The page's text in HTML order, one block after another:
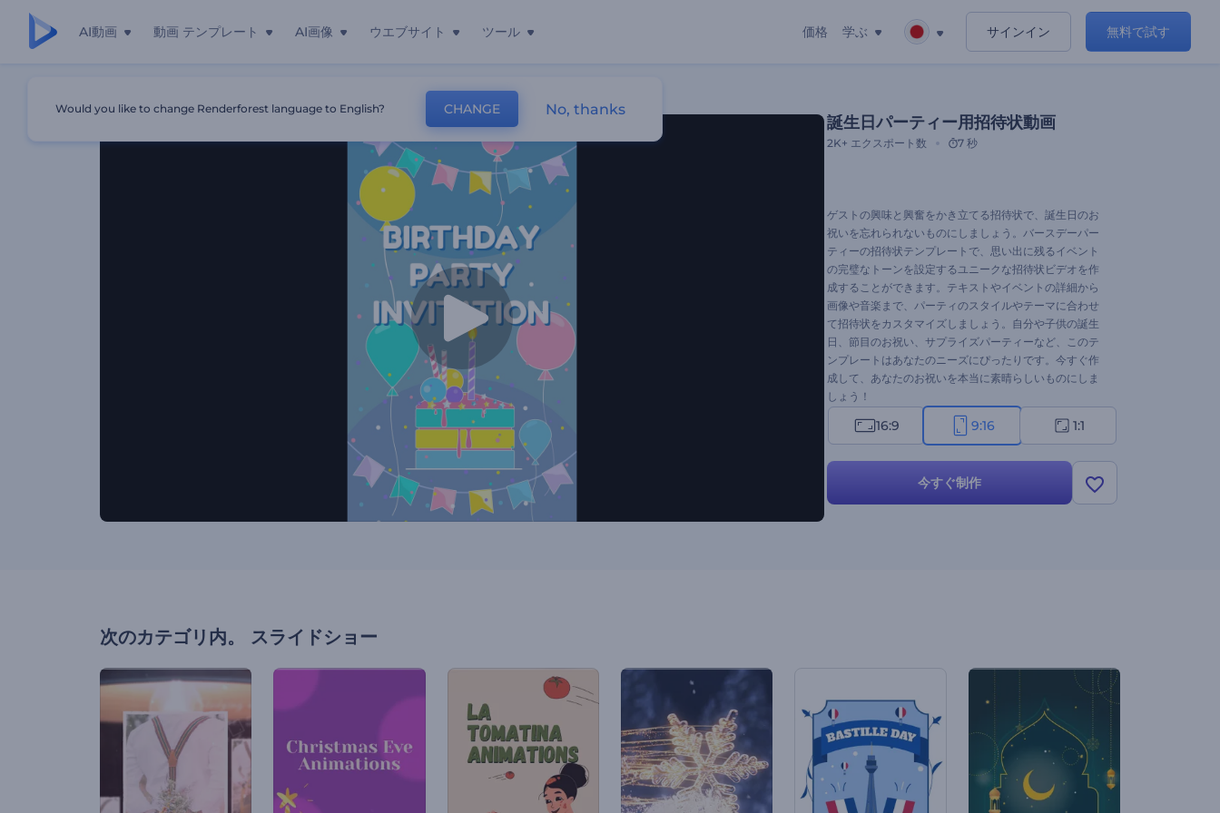
AI動画 動画 テンプレート AI画像 ウエブサイト ツール 価格 学ぶ サインイン 無料で試す
誕生日パーティー用招待状動画
2K+ エクスポート数 7 秒
ゲストの興味と興奮をかき立てる招待状で、誕生日のお
祝いを忘れられないものにしましょう。バースデーパー
ティーの招待状テンプレートで、思い出に残るイベント
の完璧なトーンを設定するユニークな招待状ビデオを作
成することができます。テキストやイベントの詳細から
画像や音楽まで、パーティのスタイルやテーマに合わせ
て招待状をカスタマイズしましょう。自分や子供の誕生
日、節目のお祝い、サプライズパーティーなど、このテ
ンプレートはあなたのニーズにぴったりです。今すぐ作
成して、あなたのお祝いを本当に素晴らしいものにしま
しょう！
16:9 9:16 1:1
今すぐ制作
次のカテゴリ内。 スライドショー
Would you like to change Renderforest language to English? CHANGE No, thanks